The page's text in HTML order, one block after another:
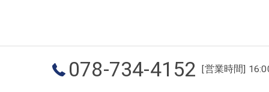
078-734-4152 [営業時間]